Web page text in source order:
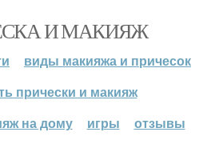
И МАКИЯЖ
виды макияжа и причесок
прически и макияж
на дому
игры отзывы